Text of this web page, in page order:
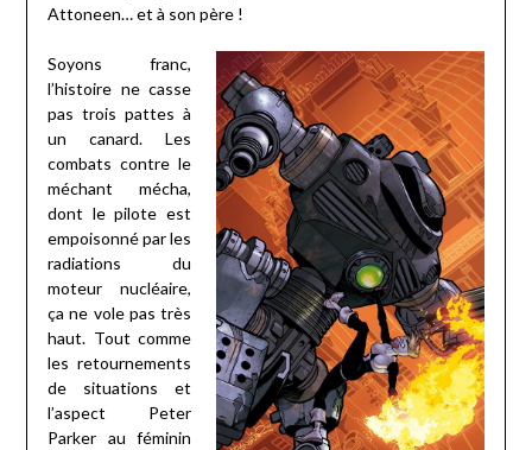
Attoneen… et à son père !
Soyons franc,
l’histoire ne casse
pas trois pattes à
un canard. Les
combats contre le
méchant mécha,
dont le pilote est
empoisonné par les
radiations du
moteur nucléaire,
ça ne vole pas très
haut. Tout comme
les retournements
de situations et
l’aspect Peter
Parker au féminin